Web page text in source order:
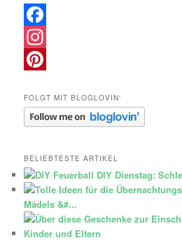
Facebook
Instagram
FOLGT MIT BLOGLOVIN‘
BELIEBTESTE ARTIKEL
DIY Dienstag:
Mädels &#...